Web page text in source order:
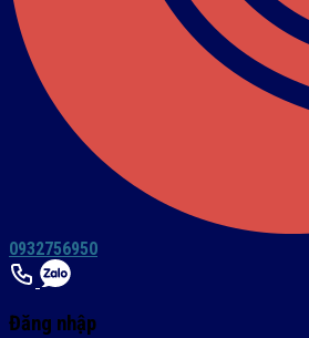
0932756950
Đăng nhập